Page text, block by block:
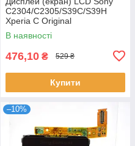
C2304/C2305/S39C/S39H
Xperia C Original
В наявності
476,10 ₴ 529 ₴
Купити
–10%